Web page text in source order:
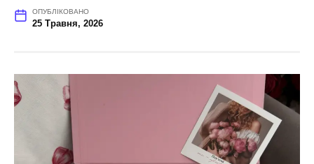
ОПУБЛІКОВАНО
25 Травня, 2026